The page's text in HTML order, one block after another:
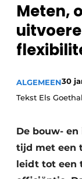
Privacy /
Vacature
Vacatures
Meten,
ALGEMEEN30
Tekst Els
De bouw-
tijd met een
leidt tot een